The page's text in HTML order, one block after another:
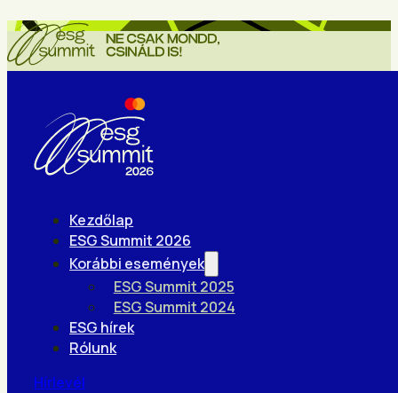
Kezdőlap
ESG Summit 2026
Korábbi események
ESG Summit 2025
ESG Summit 2024
ESG hírek
Rólunk
Hírlevél